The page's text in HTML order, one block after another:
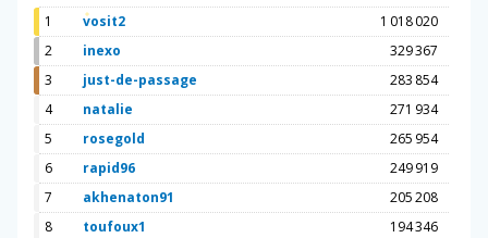
1 vosit2
1 018 020
2
inexo
329 367
3
just-de-passage
283 854
4
natalie
271 934
5
rosegold
265 954
6
rapid96
249 919
7
akhenaton91
205 208
8
toufoux1
194 346